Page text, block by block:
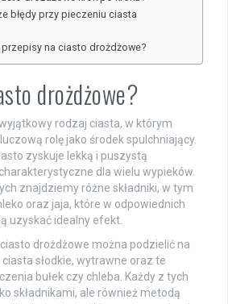
błędy przy pieczeniu ciasta
na ciasto drożdżowe?
drożdżowe?
rodzaj ciasta, w którym
rolę jako środek spulchniający.
zyskuje lekką i puszystą
dla wielu wypieków.
znajdziemy różne składniki, w tym
oraz jaja, które w odpowiednich
uzyskać idealny efekt.
drożdżowe można podzielić na
słodkie, wytrawne oraz te
bułek czy chleba. Każdy z tych
składnikami, ale również metodą